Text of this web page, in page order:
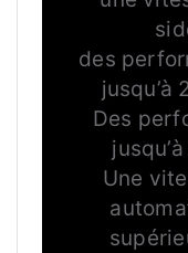
des
jusqu’à
Des
Une